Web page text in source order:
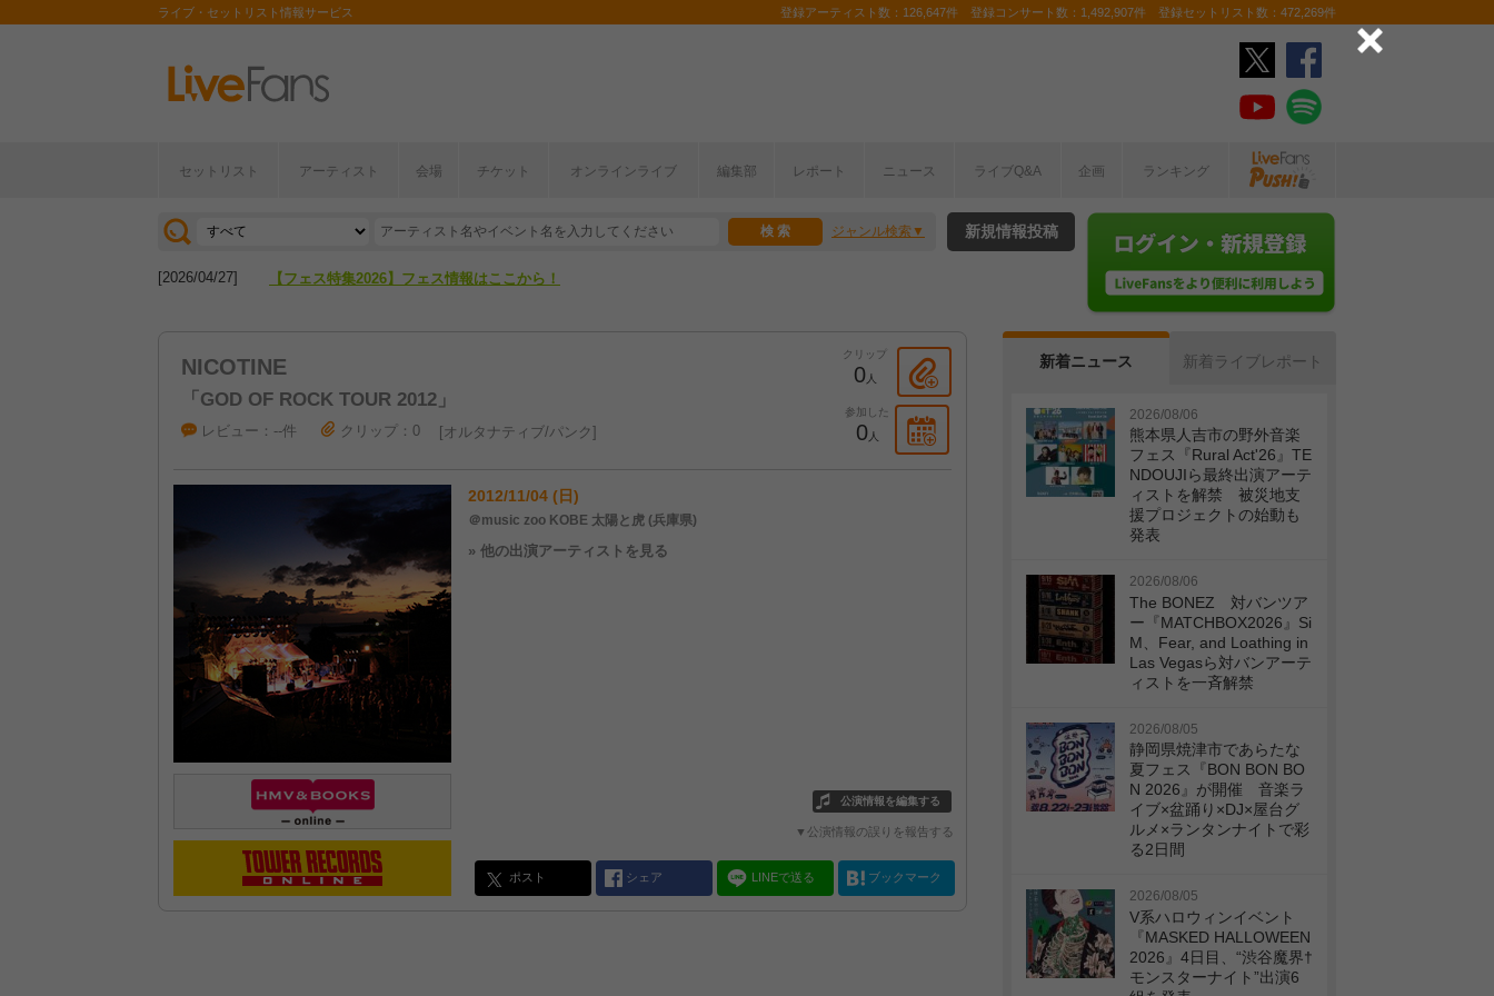
ライブ・セットリスト情報サービス 登録アーティスト数：126,647件 登録コンサート数：1,492,907件 登録セットリスト数：472,269件
セットリスト アーティスト 会場 チケット オンラインライブ 編集部 レポート ニュース ライブQ&A 企画 ランキング
ジャンル検索
[2026/07/28] 【ライブ動員ランキング】2026年上半期編発表！
[2026/04/27] 【フェス特集2026】フェス情報はここから！
新規情報投稿
NICOTINE
「GOD OF ROCK TOUR 2012」
クリップ
0人
参加した
0人
レビュー：--件 クリップ：0 オルタナティブ/パンク
2012/11/04 (日)
＠music zoo KOBE 太陽と虎 (兵庫県)
» 他の出演アーティストを見る
公演情報を編集する
▼公演情報の誤りを報告する
ポスト シェア LINEで送る ブックマーク
新着ニュース 新着ライブレポート
2026/08/06
熊本県人吉市の野外音楽
フェス『Rural Act'26』TE
NDOUJIら最終出演アーテ
ィストを解禁 被災地支
援プロジェクトの始動も
発表
2026/08/06
The BONEZ 対バンツア
ー『MATCHBOX2026』Si
M、Fear, and Loathing in
Las Vegasら対バンアーテ
ィストを一斉解禁
2026/08/05
静岡県焼津市であらたな
夏フェス『BON BON BO
N 2026』が開催 音楽ラ
イブ×盆踊り×DJ×屋台グ
ルメ×ランタンナイトで彩
る2日間
2026/08/05
V系ハロウィンイベント
『MASKED HALLOWEEN
2026』4日目、“渋谷魔界†
モンスターナイト”出演6